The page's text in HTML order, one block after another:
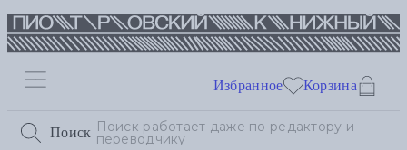
Поиск
Избранное Корзина